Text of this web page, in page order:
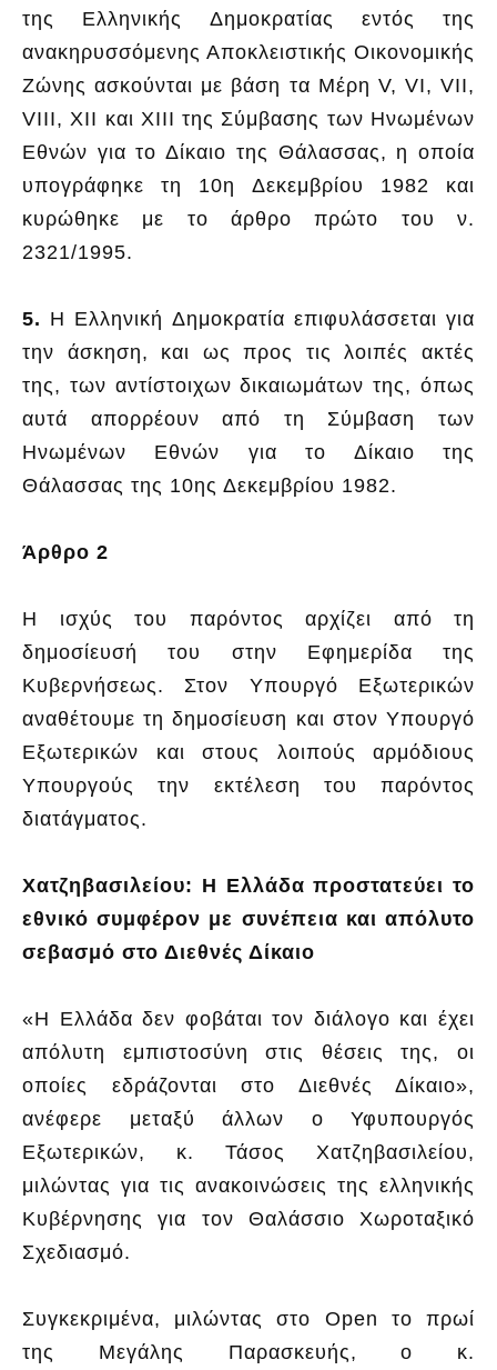
της Ελληνικής Δημοκρατίας εντός της
ανακηρυσσόμενης Αποκλειστικής Οικονομικής
Ζώνης ασκούνται με βάση τα Μέρη V, VI, VII,
VIII, XII και XIII της Σύμβασης των Ηνωμένων
Εθνών για το Δίκαιο της Θάλασσας, η οποία
υπογράφηκε τη 10η Δεκεμβρίου 1982 και
κυρώθηκε με το άρθρο πρώτο του ν.
2321/1995.
5. Η Ελληνική Δημοκρατία επιφυλάσσεται για
την άσκηση, και ως προς τις λοιπές ακτές
της, των αντίστοιχων δικαιωμάτων της, όπως
αυτά απορρέουν από τη Σύμβαση των
Ηνωμένων Εθνών για το Δίκαιο της
Θάλασσας της 10ης Δεκεμβρίου 1982.
Άρθρο 2
Η ισχύς του παρόντος αρχίζει από τη
δημοσίευσή του στην Εφημερίδα της
Κυβερνήσεως. Στον Υπουργό Εξωτερικών
αναθέτουμε τη δημοσίευση και στον Υπουργό
Εξωτερικών και στους λοιπούς αρμόδιους
Υπουργούς την εκτέλεση του παρόντος
διατάγματος.
Χατζηβασιλείου: Η Ελλάδα προστατεύει το
εθνικό συμφέρον με συνέπεια και απόλυτο
σεβασμό στο Διεθνές Δίκαιο
«Η Ελλάδα δεν φοβάται τον διάλογο και έχει
απόλυτη εμπιστοσύνη στις θέσεις της, οι
οποίες εδράζονται στο Διεθνές Δίκαιο»,
ανέφερε μεταξύ άλλων ο Υφυπουργός
Εξωτερικών, κ. Τάσος Χατζηβασιλείου,
μιλώντας για τις ανακοινώσεις της ελληνικής
Κυβέρνησης για τον Θαλάσσιο Χωροταξικό
Σχεδιασμό.
Συγκεκριμένα, μιλώντας στο Open το πρωί
της Μεγάλης Παρασκευής, ο κ.